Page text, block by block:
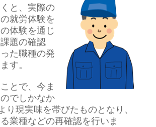
と、実際の
就労体験を
体験を通じ
題の確認
た職種の発
す。
とで、今ま
でしかなか
り現実味を帯びたものとなり、
業種などの再確認を行いま